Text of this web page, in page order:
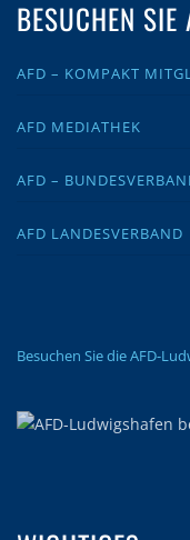
BESUCHEN SIE
AFD – KOMPAKT
AFD MEDIATHEK
AFD –
AFD LANDESVERBAND
Besuchen Sie die AFD-